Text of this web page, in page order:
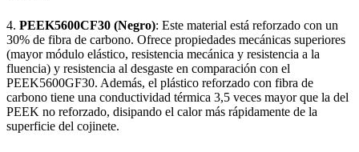
4. PEEK5600CF30 (Negro): Este material está reforzado con un
30% de fibra de carbono. Ofrece propiedades mecánicas superiores
(mayor módulo elástico, resistencia mecánica y resistencia a la
fluencia) y resistencia al desgaste en comparación con el
PEEK5600GF30. Además, el plástico reforzado con fibra de
carbono tiene una conductividad térmica 3,5 veces mayor que la del
PEEK no reforzado, disipando el calor más rápidamente de la
superficie del cojinete.